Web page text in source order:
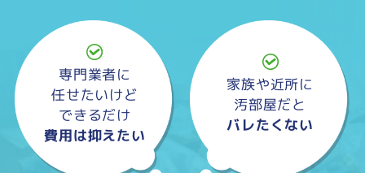
専門業者に
任せたいけど
できるだけ
費用は抑えたい
家族や近所に
汚部屋だと
バレたくない